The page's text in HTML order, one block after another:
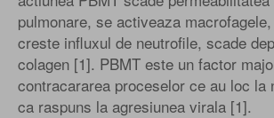
pulmonare, se activeaza
creste influxul de neutrofile, scade
colagen [1]. PBMT este un factor
contracararea proceselor ce au loc la
ca raspuns la agresiunea virala [1].